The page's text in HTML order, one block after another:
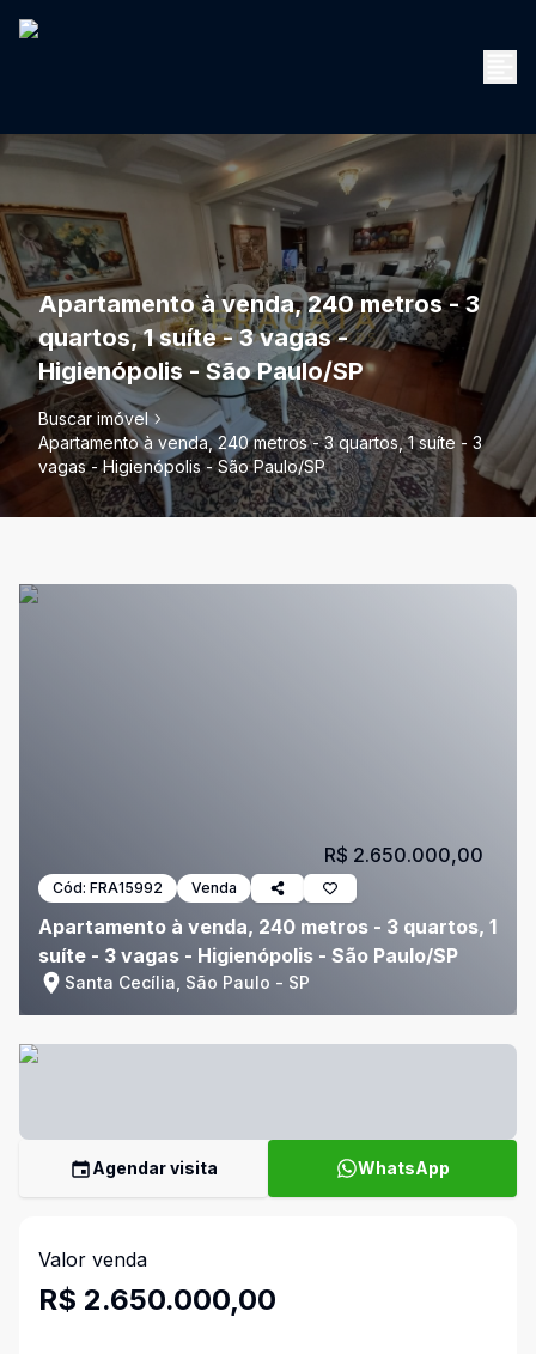
Apartamento à venda, 240 metros - 3
quartos, 1 suíte - 3 vagas -
Higienópolis - São Paulo/SP
Buscar imóvel
Apartamento à venda, 240 metros - 3 quartos, 1 suíte - 3
vagas - Higienópolis - São Paulo/SP
Cód: FRA15992 Venda
Apartamento à venda, 240 metros - 3 quartos, 1
suíte - 3 vagas - Higienópolis - São Paulo/SP
Santa Cecília, São Paulo - SP
R$ 2.650.000,00
Agendar visita WhatsApp
Valor venda
R$ 2.650.000,00